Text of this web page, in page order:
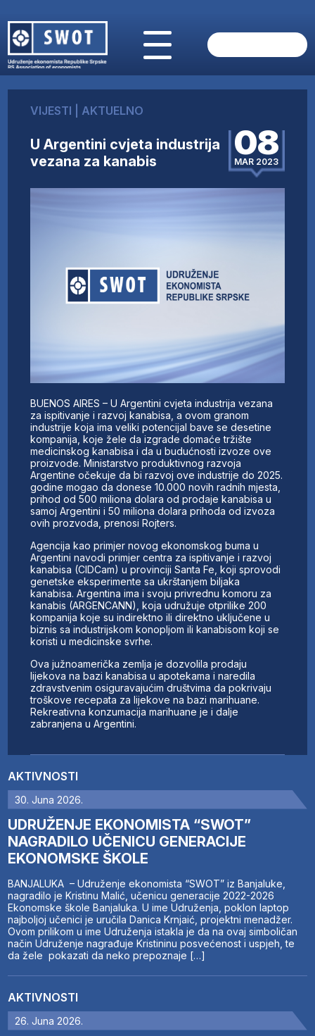
O NAMA
AKTUELNO
ANALIZE
FINANSIJE
UČLANI SE
AKTIVNOSTI
30. Juna 2026.
UDRUŽENJE EKONOMISTA “SWOT”
NAGRADILO UČENICU GENERACIJE
EKONOMSKE ŠKOLE
BANJALUKA – Udruženje ekonomista “SWOT” iz Banjaluke,
nagradilo je Kristinu Malić, učenicu generacije 2022-2026
Ekonomske škole Banjaluka. U ime Udruženja, poklon laptop
najboljoj učenici je uručila Danica Krnjaić, projektni menadžer.
Ovom prilikom u ime Udruženja istakla je da na ovaj simboličan
način Udruženje nagrađuje Kristininu posvećenost i uspjeh, te
da žele pokazati da neko prepoznaje […]
AKTIVNOSTI
26. Juna 2026.
VIJESTI AKTUELNO
U Argentini cvjeta industrija
vezana za kanabis
08
MAR 2023
BUENOS AIRES – U Argentini cvjeta industrija vezana
za ispitivanje i razvoj kanabisa, a ovom granom
industrije koja ima veliki potencijal bave se desetine
kompanija, koje žele da izgrade domaće tržište
medicinskog kanabisa i da u budućnosti izvoze ove
proizvode. Ministarstvo produktivnog razvoja
Argentine očekuje da bi razvoj ove industrije do 2025.
godine mogao da donese 10.000 novih radnih mjesta,
prihod od 500 miliona dolara od prodaje kanabisa u
samoj Argentini i 50 miliona dolara prihoda od izvoza
ovih prozvoda, prenosi Rojters.
Agencija kao primjer novog ekonomskog buma u
Argentini navodi primjer centra za ispitivanje i razvoj
kanabisa (CIDCam) u provinciji Santa Fe, koji sprovodi
genetske eksperimente sa ukrštanjem biljaka
kanabisa. Argentina ima i svoju privrednu komoru za
kanabis (ARGENCANN), koja udružuje otprilike 200
kompanija koje su indirektno ili direktno uključene u
biznis sa industrijskom konopljom ili kanabisom koji se
koristi u medicinske svrhe.
Ova južnoamerička zemlja je dozvolila prodaju
lijekova na bazi kanabisa u apotekama i naredila
zdravstvenim osiguravajućim društvima da pokrivaju
troškove recepata za lijekove na bazi marihuane.
Rekreativna konzumacija marihuane je i dalje
zabranjena u Argentini.